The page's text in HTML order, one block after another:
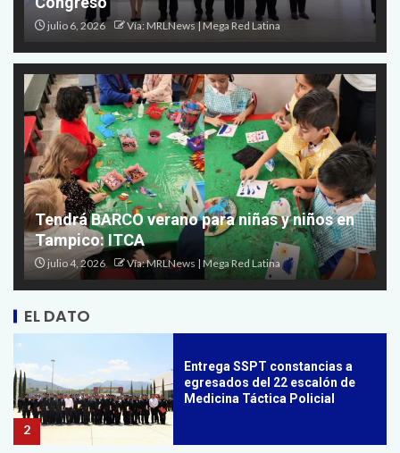
julio 6, 2026 Vía: MRLNews | Mega Red Latina
Tendrá BARCO verano para niñas y niños en
Tampico: ITCA
julio 4, 2026 Vía: MRLNews | Mega Red Latina
EL DATO
5
Promueve Secretaría de Salud
Semana Mundial de la Lactancia
Materna 2026
Promueve Tamaulipas su
riqueza artesanal y turística en
la Ciudad de México
2
Entrega SSPT constancias a
egresados del 22 escalón de
Medicina Táctica Policial